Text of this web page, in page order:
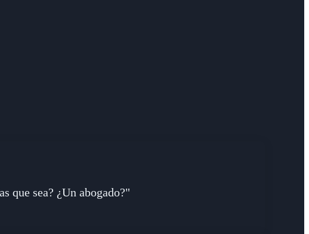
que sea? ¿Un abogado?"